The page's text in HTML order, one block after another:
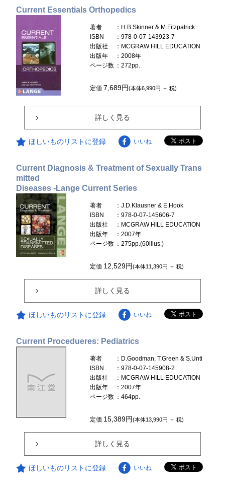
Current Essentials Orthopedics
著者
：H.B.Skinner & M.Fitzpatrick
ISBN
：978-0-07-143923-7
出版社
：MCGRAW HILL EDUCATION
出版年
：2008年
ページ数 ：272pp.
定価7,689円(本体6,990円 ＋ 税)
詳しく見る
ほしいものリストに登録 いいね
Current Diagnosis & Treatment of Sexually Trans
mitted
Diseases -Lange Current Series
著者
：J.D.Klausner & E.Hook
ISBN
：978-0-07-145606-7
出版社
：MCGRAW HILL EDUCATION
出版年
：2007年
ページ数 ：275pp.(60illus.)
定価 12,529円(本体11,390円 ＋ 税)
詳しく見る
ほしいものリストに登録 いいね
Current Procedueres: Pediatrics
著者
：D.Goodman, T.Green & S.Unti
ISBN
：978-0-07-145908-2
出版社
：MCGRAW HILL EDUCATION
出版年
：2007年
ページ数 ：464pp.
定価 15,389円(本体13,990円 ＋ 税)
詳しく見る
ほしいものリストに登録 いいね